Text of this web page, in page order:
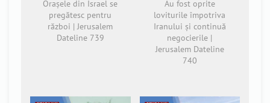
Orașele din Israel se
pregătesc pentru
război | Jerusalem
Dateline 739
Au fost oprite
loviturile împotriva
Iranului și continuă
negocierile |
Jerusalem Dateline
740